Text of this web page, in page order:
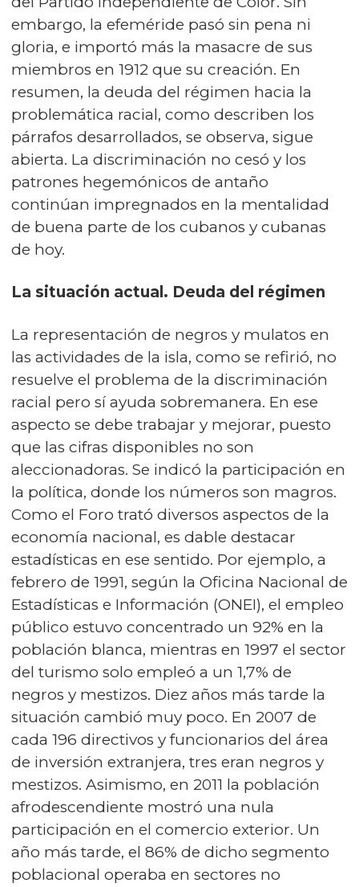
embargo, la efeméride pasó sin pena ni
gloria, e importó más la masacre de sus
miembros en 1912 que su creación. En
resumen, la deuda del régimen hacia la
problemática racial, como describen los
párrafos desarrollados, se observa, sigue
abierta. La discriminación no cesó y los
patrones hegemónicos de antaño
continúan impregnados en la mentalidad
de buena parte de los cubanos y cubanas
de hoy.
La situación actual. Deuda del régimen
La representación de negros y mulatos en
las actividades de la isla, como se refirió, no
resuelve el problema de la discriminación
racial pero sí ayuda sobremanera. En ese
aspecto se debe trabajar y mejorar, puesto
que las cifras disponibles no son
aleccionadoras. Se indicó la participación en
la política, donde los números son magros.
Como el Foro trató diversos aspectos de la
economía nacional, es dable destacar
estadísticas en ese sentido. Por ejemplo, a
febrero de 1991, según la Oficina Nacional de
Estadísticas e Información (ONEI), el empleo
público estuvo concentrado un 92% en la
población blanca, mientras en 1997 el sector
del turismo solo empleó a un 1,7% de
negros y mestizos. Diez años más tarde la
situación cambió muy poco. En 2007 de
cada 196 directivos y funcionarios del área
de inversión extranjera, tres eran negros y
mestizos. Asimismo, en 2011 la población
afrodescendiente mostró una nula
participación en el comercio exterior. Un
año más tarde, el 86% de dicho segmento
poblacional operaba en sectores no